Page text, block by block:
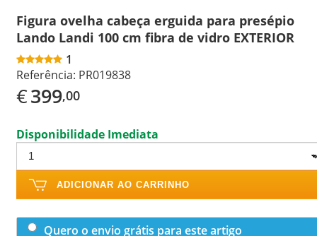
Figura ovelha cabeça erguida para presépio
Lando Landi 100 cm fibra de vidro EXTERIOR
1
Referência: PR019838
€399,00
Disponibilidade Imediata
ADICIONAR AO CARRINHO
Quero o envio grátis para este artigo